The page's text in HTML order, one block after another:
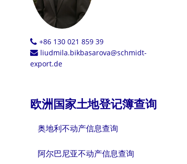
+86 130 021 859 39
liudmila.bikbasarova@schmidt-
export.de
欧洲国家土地登记簿查询
奥地利不动产信息查询
阿尔巴尼亚不动产信息查询